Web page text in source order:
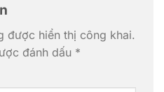
được hiển thị công khai.
đánh dấu *